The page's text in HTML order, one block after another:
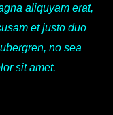
aliquyam erat,
et justo duo
no sea
sit amet.